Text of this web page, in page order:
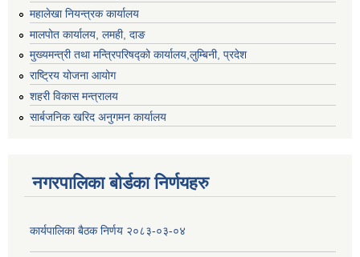
महालेखा नियन्त्रक कार्यालय
मालपोत कार्यालय, लमही, दाङ
मुख्यमन्त्री तथा मन्त्रिपरिषद्को कार्यालय,लुम्बिनी, प्रदेश
राष्ट्रिय योजना आयोग
शहरी विकास मन्त्रालय
सार्बजनिक खरिद अनुगमन कार्यालय
नगरपालिका बोर्डका निर्णयहरु
कार्यपालिका बैठक निर्णय २०८३-०३-०४